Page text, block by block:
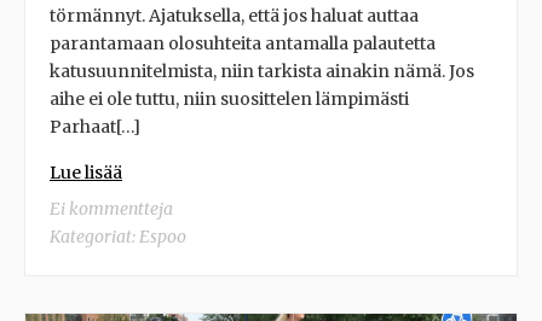
törmännyt. Ajatuksella, että jos haluat auttaa
parantamaan olosuhteita antamalla palautetta
katusuunnitelmista, niin tarkista ainakin nämä. Jos
aihe ei ole tuttu, niin suosittelen lämpimästi
Parhaat[…]
Lue lisää
Ei kommentteja
Kategoriat:Espoo